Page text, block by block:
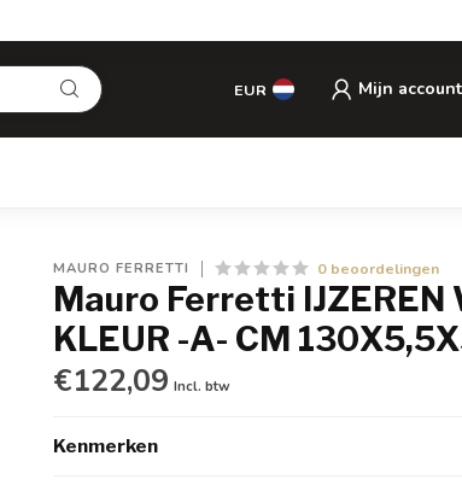
EUR Mijn account
MAURO FERRETTI 0 beoordelingen
Mauro Ferretti IJZEREN
KLEUR -A- CM
€122,09 Incl. btw
Kenmerken